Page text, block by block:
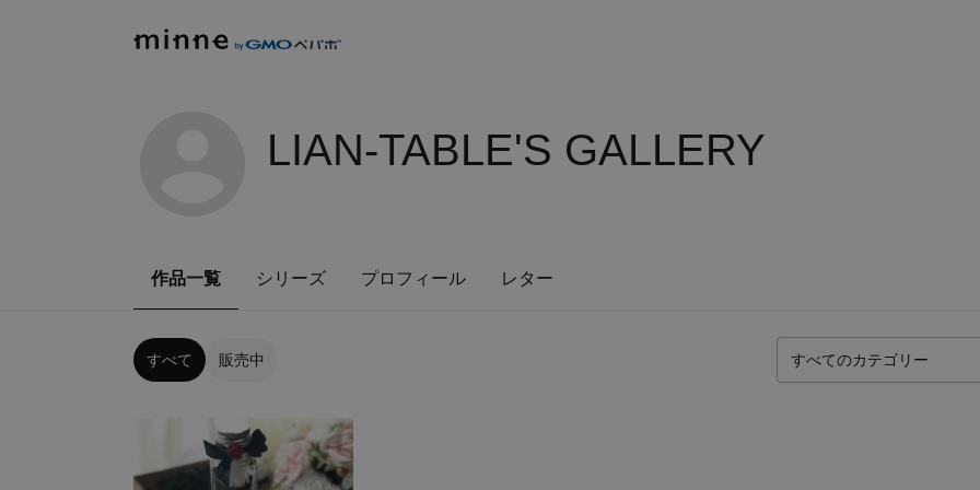
LIAN-TABLE'S GALLERY
作品一覧 シリーズ プロフィール レター
すべて 販売中